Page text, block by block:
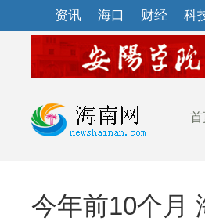
资讯 海口 财经 科
首
今年前10个月